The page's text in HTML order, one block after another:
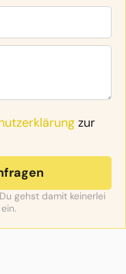
zur
gehst damit keinerlei